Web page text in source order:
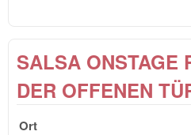
SALSA ONSTAGE
DER OFFENEN
Ort